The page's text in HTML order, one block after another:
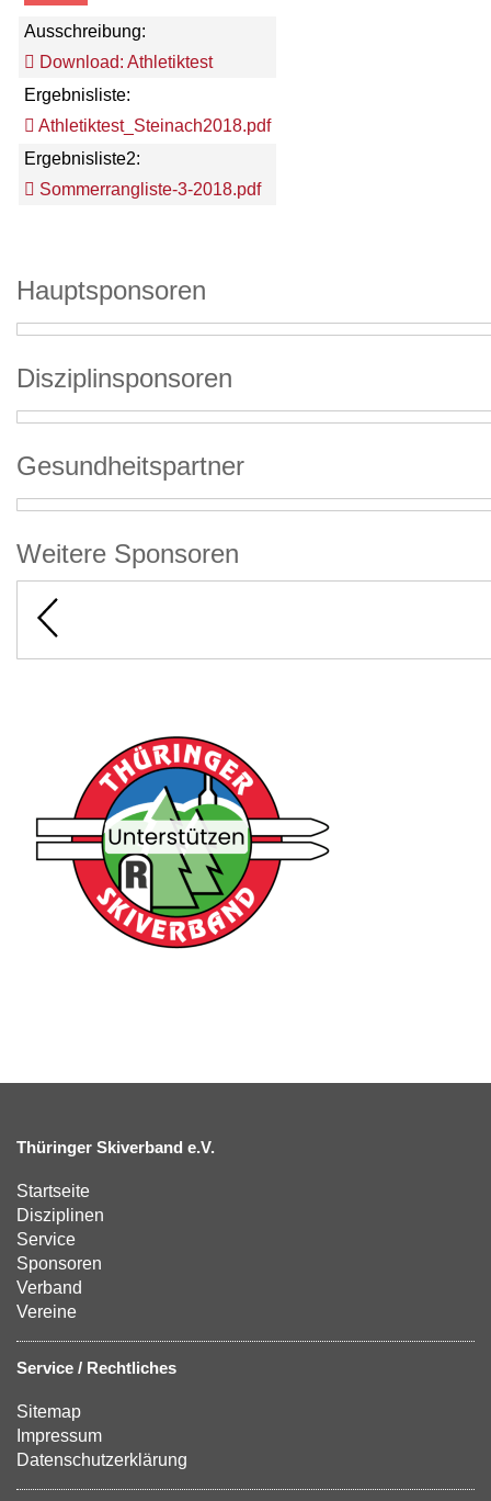
Ausschreibung:
Download: Athletiktest
Ergebnisliste:
Athletiktest_Steinach2018.pdf
Ergebnisliste2:
Sommerrangliste-3-2018.pdf
Hauptsponsoren
Disziplinsponsoren
Gesundheitspartner
Weitere Sponsoren
Thüringer Skiverband e.V.
Startseite
Disziplinen
Service
Sponsoren
Verband
Vereine
Service / Rechtliches
Sitemap
Impressum
Datenschutzerklärung